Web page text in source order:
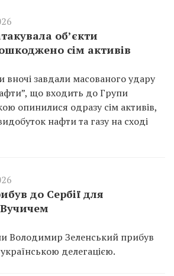
об’єкти
сім активів
вночі завдали масованого удару
що входить до Групи
опинилися одразу сім активів,
нафти та газу на сході
до Сербії для
Вучичем
Володимир Зеленський прибув
делегацією.